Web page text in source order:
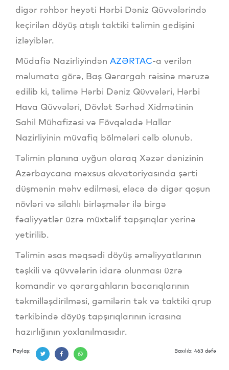
digər rəhbər heyəti Hərbi Dəniz Qüvvələrində
keçirilən döyüş atışlı taktiki təlimin gedişini
izləyiblər.
Müdafiə Nazirliyindən AZƏRTAC-a verilən
məlumata görə, Baş Qərargah rəisinə məruzə
edilib ki, təlimə Hərbi Dəniz Qüvvələri, Hərbi
Hava Qüvvələri, Dövlət Sərhəd Xidmətinin
Sahil Mühafizəsi və Fövqəladə Hallar
Nazirliyinin müvafiq bölmələri cəlb olunub.
Təlimin planına uyğun olaraq Xəzər dənizinin
Azərbaycana məxsus akvatoriyasında şərti
düşmənin məhv edilməsi, eləcə də digər qoşun
növləri və silahlı birləşmələr ilə birgə
fəaliyyətlər üzrə müxtəlif tapşırıqlar yerinə
yetirilib.
Təlimin əsas məqsədi döyüş əməliyyatlarının
təşkili və qüvvələrin idarə olunması üzrə
komandir və qərargahların bacarıqlarının
təkmilləşdirilməsi, gəmilərin tək və taktiki qrup
tərkibində döyüş tapşırıqlarının icrasına
hazırlığının yoxlanılmasıdır.
Paylaş: Baxılıb: 463 dəfə